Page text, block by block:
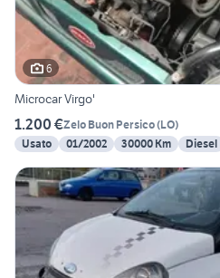
6
Microcar Virgo'
1.200 €Zelo Buon Persico(LO)
Usato
01/2002 30000 Km Diesel